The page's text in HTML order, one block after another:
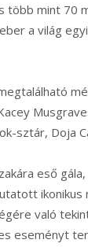
több mint 70
a világ
sztár, Doja
eső
ikonikus
való
eseményt